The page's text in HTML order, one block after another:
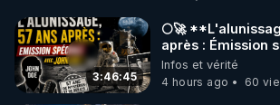
Le débat sur la santé en France est
une lutte entre la science et la foi,
lumière contre les ténèbres.
Mon procès ressemble de plus en
3:46:45
🌕🚀
après : Émission
avec John Doe !**
Infos et vérité
4 hours ago
60